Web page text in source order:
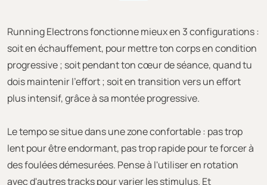
Running Electrons fonctionne mieux en 3 configurations :
soit en échauffement, pour mettre ton corps en condition
progressive ; soit pendant ton cœur de séance, quand tu
dois maintenir l'effort ; soit en transition vers un effort
plus intensif, grâce à sa montée progressive.
Le tempo se situe dans une zone confortable : pas trop
lent pour être endormant, pas trop rapide pour te forcer à
des foulées démesurées. Pense à l'utiliser en rotation
avec d'autres tracks pour varier les stimulus. Et